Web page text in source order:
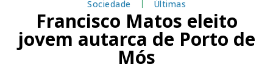
Sociedade Últimas
Francisco Matos eleito
jovem autarca de Porto de
Mós